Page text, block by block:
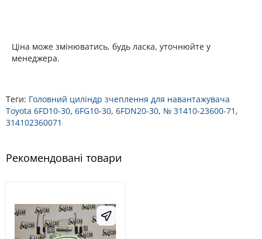
Ціна може змінюватись, будь ласка, уточнюйте у
менеджера.
Теги: Головний циліндр зчеплення для навантажувача
Toyota 6FD10-30, 6FG10-30, 6FDN20-30, № 31410-23600-71 ,
314102360071
Рекомендовані товари